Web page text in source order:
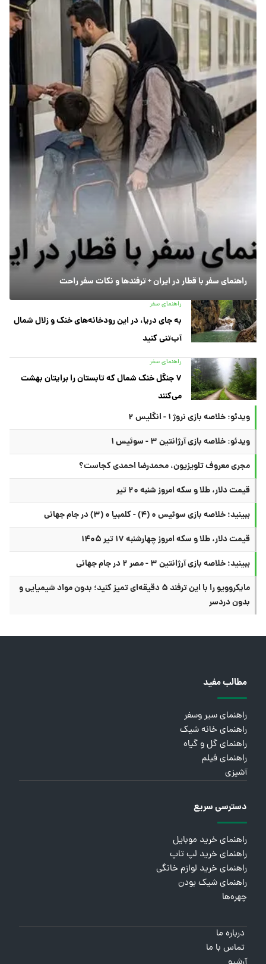
راهنمای سفر با قطار در ایران + ترفندها و نکات سفر راحت
راهنمای سفر
به جای دریا، در این رودخانه‌های خنک و زلال شمال
آب‌تنی کنید
راهنمای سفر
۷ جنگل خنک شمال که تابستان را برایتان بهشت
می‌کنند
ویدئو: خلاصه بازی نروژ ۱ - انگلیس ۲
ویدئو: خلاصه بازی آرژانتین ۳ - سوئیس ۱
مجری معروف تلویزیون، محمدرضا احمدی کجاست؟
قیمت دلار، طلا و سکه امروز شنبه ۲۰ تیر
ببینید؛ خلاصه بازی سوئیس ۰ (۴) - کلمبیا ۰ (۳) در جام جهانی
قیمت دلار، طلا و سکه امروز چهارشنبه ۱۷ تیر ۱۴۰۵
ببینید؛ خلاصه بازی آرژانتین ۳ - مصر ۲ در جام جهانی
مایکروویو را با این ترفند ۵ دقیقه‌ای تمیز کنید؛ بدون مواد شیمیایی و
بدون دردسر
مطالب مفید
راهنمای سیر وسفر
راهنمای خانه شیک
راهنمای گل و گیاه
راهنمای فیلم
آشپزی
دسترسی سریع
راهنمای خرید موبایل
راهنمای خرید لپ تاپ
راهنمای خرید لوازم خانگی
راهنمای شیک بودن
چهره‌ها
درباره ما
تماس با ما